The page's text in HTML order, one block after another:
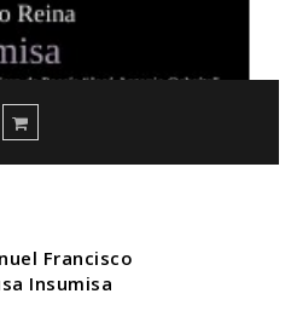
Francisco
Insumisa